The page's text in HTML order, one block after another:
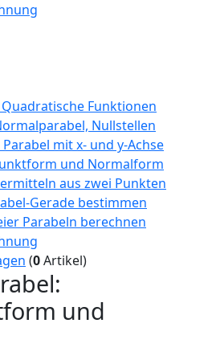
Funktionen
Nullstellen
mit x- und y-Achse
und Normalform
aus zwei Punkten
Gerade bestimmen
Parabeln berechnen
(0Artikel)
und